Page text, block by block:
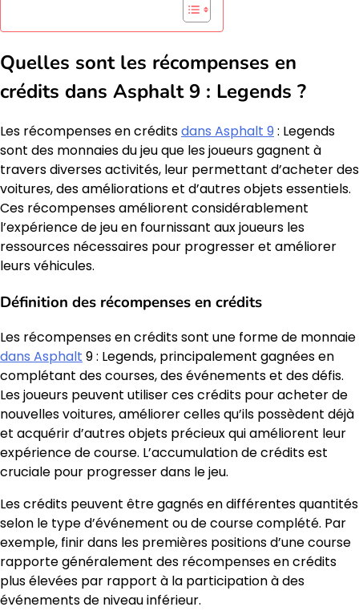
Quelles sont les récompenses en
crédits dans Asphalt 9 : Legends ?
Les récompenses en créditsdans Asphalt 9 : Legends
sont des monnaies du jeu que les joueurs gagnent à
travers diverses activités, leur permettant d’acheter des
voitures, des améliorations et d’autres objets essentiels.
Ces récompenses améliorent considérablement
l’expérience de jeu en fournissant aux joueurs les
ressources nécessaires pour progresser et améliorer
leurs véhicules.
Définition des récompenses en crédits
Les récompenses en crédits sont une forme de monnaie
dans Asphalt 9 : Legends, principalement gagnées en
complétant des courses, des événements et des défis.
Les joueurs peuvent utiliser ces crédits pour acheter de
nouvelles voitures, améliorer celles qu’ils possèdent déjà
et acquérir d’autres objets précieux qui améliorent leur
expérience de course. L’accumulation de crédits est
cruciale pour progresser dans le jeu.
Les crédits peuvent être gagnés en différentes quantités
selon le type d’événement ou de course complété. Par
exemple, finir dans les premières positions d’une course
rapporte généralement des récompenses en crédits
plus élevées par rapport à la participation à des
événements de niveau inférieur.